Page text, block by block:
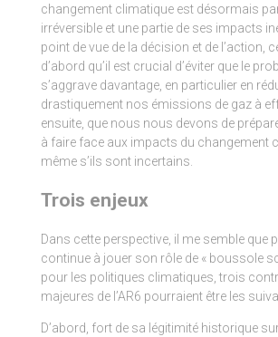
changement climatique est désormais
irréversible et une partie de ses impacts
point de vue de la décision et de l’action,
d’abord qu’il est crucial d’éviter que le
s’aggrave davantage, en particulier en
drastiquement nos émissions de gaz à
ensuite, que nous nous devons de
à faire face aux impacts du changement
même s’ils sont incertains.
Trois enjeux
Dans cette perspective, il me semble que
continue à jouer son rôle de « boussole
pour les politiques climatiques, trois
majeures de l’AR6 pourraient être les
D’abord, fort de sa légitimité historique